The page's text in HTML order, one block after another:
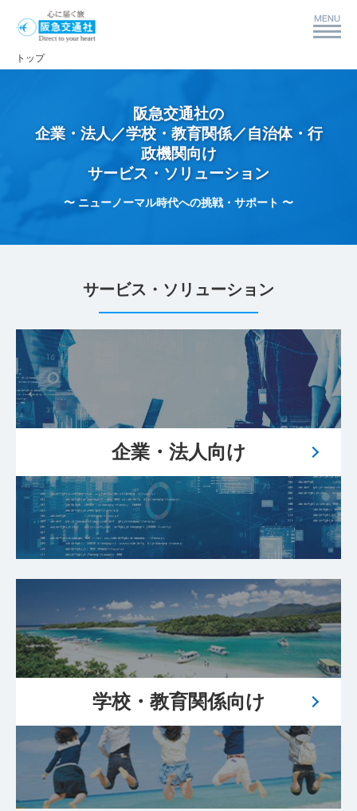
トップ
阪急交通社の
企業・法人／学校・教育関係／自治体・行
政機関向け
サービス・ソリューション
〜 ニューノーマル時代への挑戦・サポート 〜
サービス・ソリューション
企業・法人向け
学校・教育関係向け